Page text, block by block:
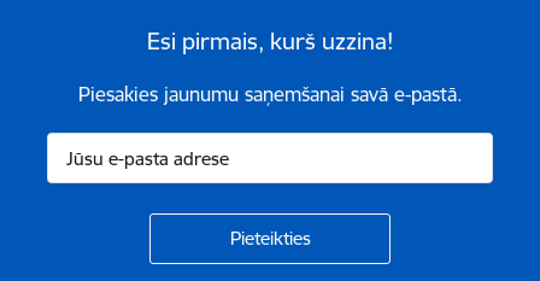
Esi pirmais, kurš uzzina!
Piesakies jaunumu saņemšanai savā e-pastā.